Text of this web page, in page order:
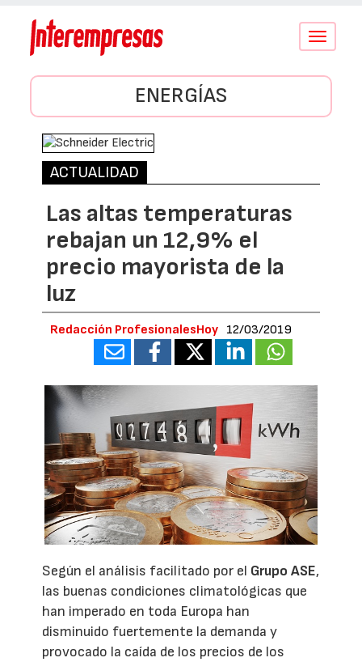
Conmutar
ENERGÍAS
ACTUALIDAD
Las altas temperaturas
rebajan un 12,9% el
precio mayorista de la
luz
Redacción ProfesionalesHoy 12/03/2019
Según el análisis facilitado por el Grupo ASE,
las buenas condiciones climatológicas que
han imperado en toda Europa han
disminuido fuertemente la demanda y
provocado la caída de los precios de los